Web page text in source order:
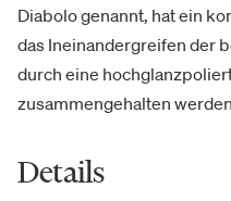
Diabolo genannt, hat ein
das Ineinandergreifen der
durch eine
zusammengehalten
Details